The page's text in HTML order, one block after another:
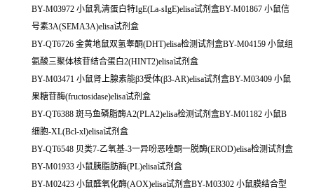
BY-M03972 小鼠乳清蛋白特IgE(La-sIgE)elisa试剂盒BY-M01867 小鼠信
号素3A(SEMA3A)elisa试剂盒
BY-QT6726 金黄地鼠双氢睾酮(DHT)elisa检测试剂盒BY-M04159 小鼠组
氨酸三聚体核苷结合蛋白2(HINT2)elisa试剂盒
BY-M03471 小鼠肾上腺素能β3受体(β3-AR)elisa试剂盒BY-M03409 小鼠
果糖苷酶(fructosidase)elisa试剂盒
BY-QT6388 斑马鱼磷脂酶A2(PLA2)elisa检测试剂盒BY-M01182 小鼠B
细胞-XL(Bcl-xl)elisa试剂盒
BY-QT6548 贝类7-乙氧基-3一异吩恶唑酮一脱酶(EROD)elisa检测试剂盒
BY-M01933 小鼠胰脂肪酶(PL)elisa试剂盒
BY-M02423 小鼠醛氧化酶(AOX)elisa试剂盒BY-M03302 小鼠膜结合型